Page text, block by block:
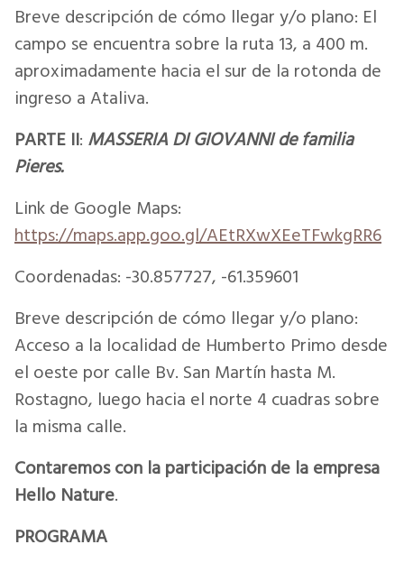
Breve descripción de cómo llegar y/o plano: El
campo se encuentra sobre la ruta 13, a 400 m.
aproximadamente hacia el sur de la rotonda de
ingreso a Ataliva.
PARTE II: MASSERIA DI GIOVANNI de familia
Pieres.
Link de Google Maps:
https://maps.app.goo.gl/AEtRXwXEeTFwkgRR6
Coordenadas: -30.857727, -61.359601
Breve descripción de cómo llegar y/o plano:
Acceso a la localidad de Humberto Primo desde
el oeste por calle Bv. San Martín hasta M.
Rostagno, luego hacia el norte 4 cuadras sobre
la misma calle.
Contaremos con la participación de la empresa
Hello Nature.
PROGRAMA